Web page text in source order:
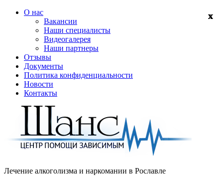
О нас
Вакансии
Наши специалисты
Видеогалерея
Наши партнеры
Отзывы
Документы
Политика конфиденциальности
Новости
Контакты
Лечение алкоголизма и наркомании в Рославле